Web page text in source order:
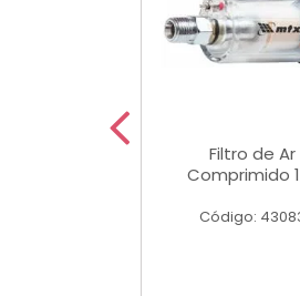
Filtro de Ar
Comprimido
Código: